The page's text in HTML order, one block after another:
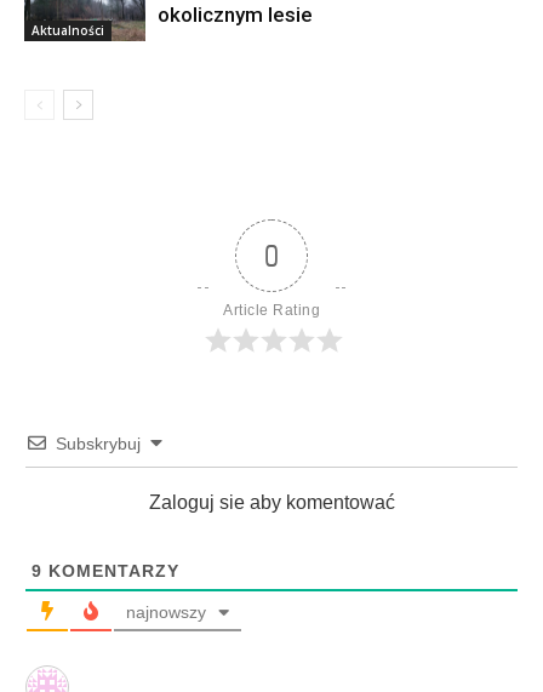
Aktualności
okolicznym lesie
0
Article Rating
Subskrybuj
Zaloguj sie aby komentować
9 KOMENTARZY
najnowszy